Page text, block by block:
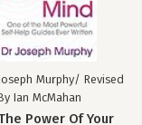
Murphy/ Revised
Ian McMahan
Power Of Your